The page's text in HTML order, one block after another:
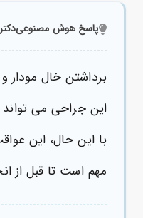
پاسخ هوش مصنوعی
برداشتن خال
این جراحی می
با این حال، این
مهم است تا قبل از